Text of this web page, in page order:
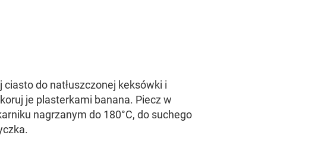
ciasto do natłuszczonej keksówki i
je plasterkami banana. Piecz w
nagrzanym do 180°C, do suchego